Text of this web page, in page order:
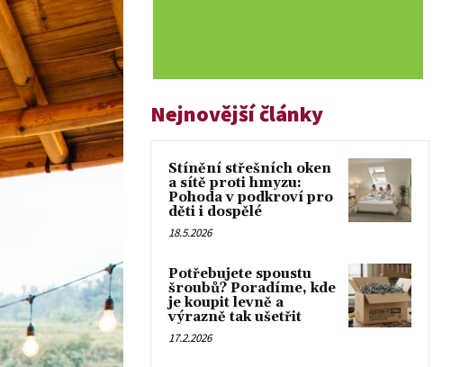
Nejnovější články
Stínění střešních oken
a sítě proti hmyzu:
Pohoda v podkroví pro
děti i dospělé
18.5.2026
Potřebujete spoustu
šroubů? Poradíme, kde
je koupit levně a
výrazně tak ušetřit
17.2.2026